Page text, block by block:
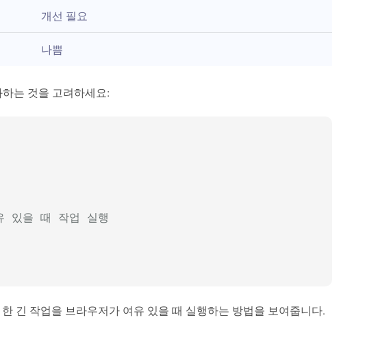
개선 필요
나쁨
는 것을 고려하세요:
을 때 작업 실행
긴 작업을 브라우저가 여유 있을 때 실행하는 방법을 보여줍니다.